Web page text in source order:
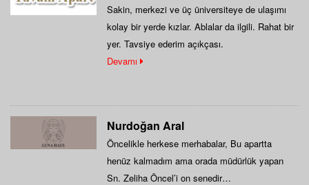
Sakin, merkezi ve üç üniversiteye de ulaşımı
kolay bir yerde kızlar. Ablalar da ilgili. Rahat bir
yer. Tavsiye ederim açıkçası.
Devamı
Nurdoğan Aral
Öncelikle herkese merhabalar, Bu apartta
henüz kalmadım ama orada müdürlük yapan
Sn. Zeliha Öncel’i on senedir